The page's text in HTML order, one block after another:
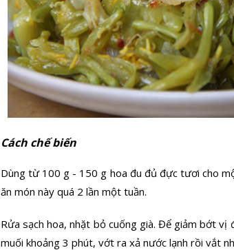
Cách chế biến
Dùng từ 100 g - 150 g hoa đu đủ đực tươi cho
ăn món này quá 2 lần một tuần.
Rửa sạch hoa, nhặt bỏ cuống già. Để giảm bớt
muối khoảng 3 phút, vớt ra xả nước lạnh rồi vắt